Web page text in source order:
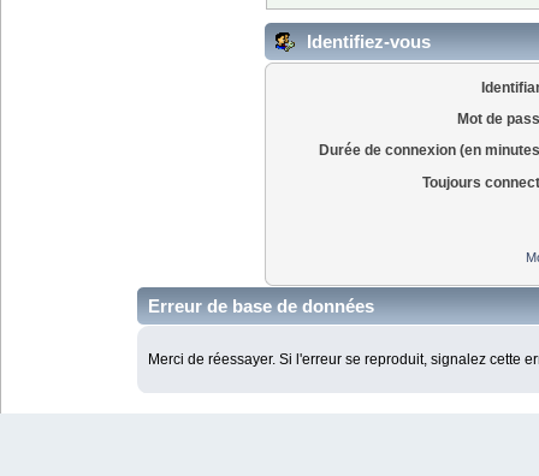
Identifiez-vous
Mot de
Durée de connexion (en
Toujours
Erreur de base de données
Merci de réessayer. Si l'erreur se reproduit, signalez cette